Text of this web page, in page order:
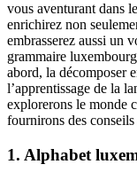
vous aventurant dans
enrichirez non
embrasserez aussi un
grammaire
abord, la décomposer
l’apprentissage de la
explorerons le monde
fournirons des
1. Alphabet